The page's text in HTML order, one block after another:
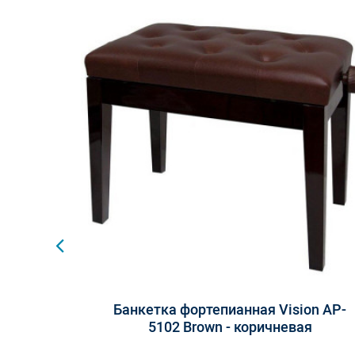
Разделение клавиатуры
Реверберация
Хорус
DSP-эффекты
Имитация акустических эффектов рояля
Метроном
Транспонирование
Банкетка фортепианная Vision AP-
5102 Brown - коричневая